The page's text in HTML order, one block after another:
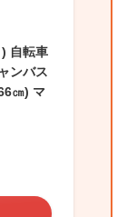
自転車
ンバス
㎝) マ